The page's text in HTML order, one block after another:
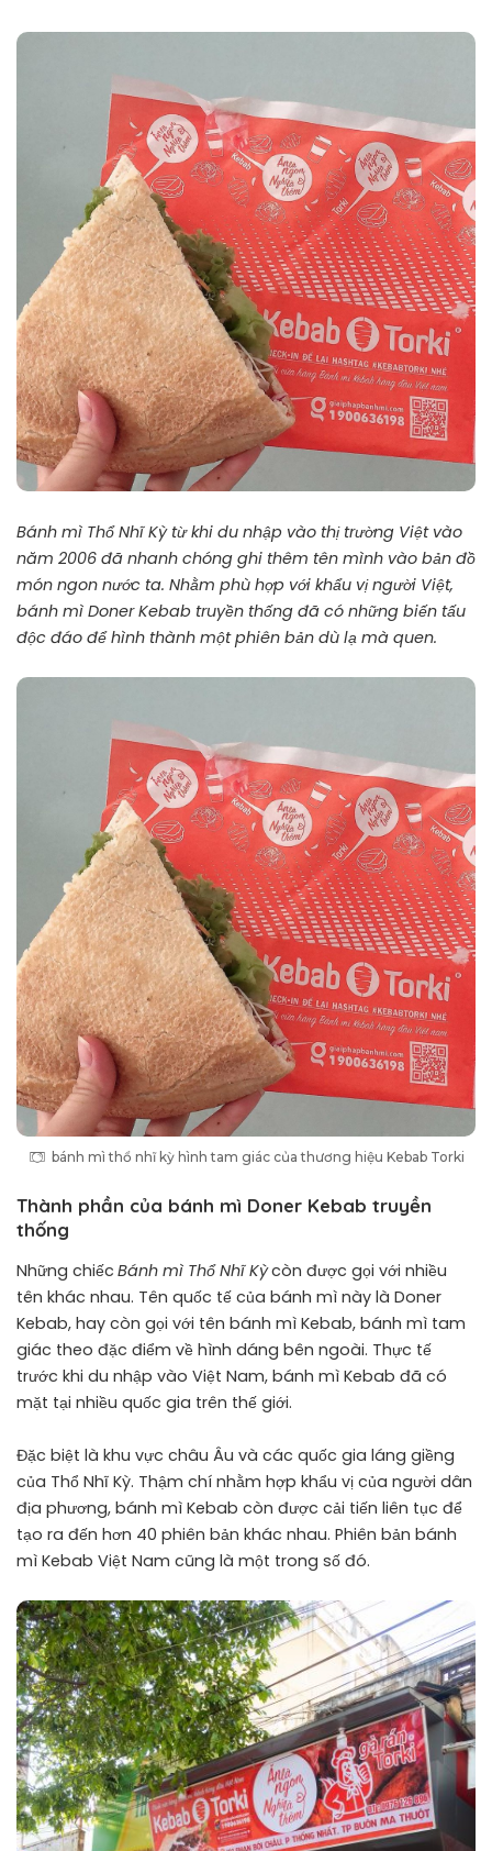
Bánh mì Thổ Nhĩ Kỳ từ khi du nhập vào thị trường Việt vào
năm 2006 đã nhanh chóng ghi thêm tên mình vào bản đồ
món ngon nước ta. Nhằm phù hợp với khẩu vị người Việt,
bánh mì Doner Kebab truyền thống đã có những biến tấu
độc đáo để hình thành một phiên bản dù lạ mà quen.
bánh mì thổ nhĩ kỳ hình tam giác của thương hiệu Kebab Torki
Thành phần của bánh mì Doner Kebab truyền
thống
Những chiếc Bánh mì Thổ Nhĩ Kỳcòn được gọi với nhiều
tên khác nhau. Tên quốc tế của bánh mì này là Doner
Kebab, hay còn gọi với tên bánh mì Kebab, bánh mì tam
giác theo đặc điểm về hình dáng bên ngoài. Thực tế
trước khi du nhập vào Việt Nam, bánh mì Kebab đã có
mặt tại nhiều quốc gia trên thế giới.
Đặc biệt là khu vực châu Âu và các quốc gia láng giềng
của Thổ Nhĩ Kỳ. Thậm chí nhằm hợp khẩu vị của người dân
địa phương, bánh mì Kebab còn được cải tiến liên tục để
tạo ra đến hơn 40 phiên bản khác nhau. Phiên bản bánh
mì Kebab Việt Nam cũng là một trong số đó.